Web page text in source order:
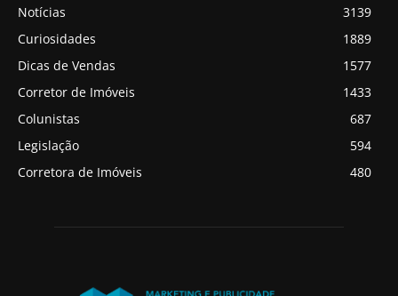
Notícias
3139
Curiosidades
1889
Dicas de Vendas
1577
Corretor de Imóveis
1433
Colunistas
687
Legislação
594
Corretora de Imóveis
480